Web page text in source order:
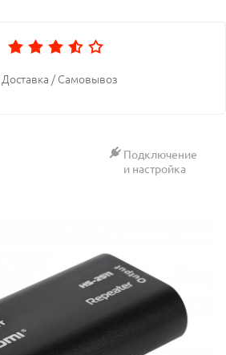
Доставка / Самовывоз
Подключение
и настройка